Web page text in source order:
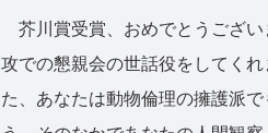
芥川賞受賞、おめでとうござ
攻での懇親会の世話役をしてく
た、あなたは動物倫理の擁護派